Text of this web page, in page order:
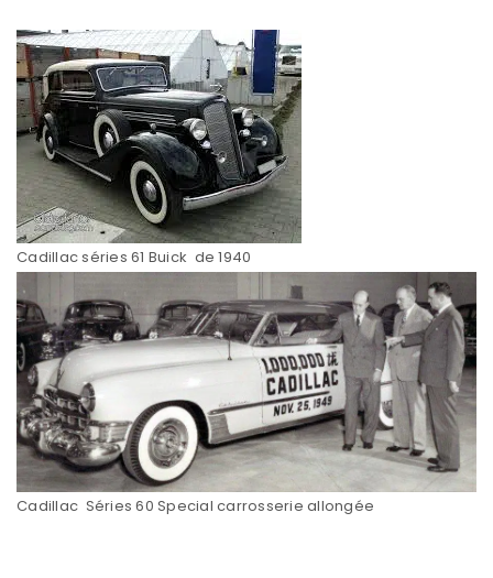
Cadillac séries 61 Buick de 1940
Cadillac Séries 60 Special carrosserie allongée